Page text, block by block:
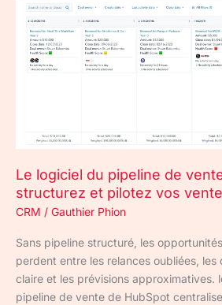
Le logiciel du pipeline de
structurez et pilotez vos
CRM / Gauthier Phion
Sans pipeline structuré, les
perdent entre les relances oubliées, les
claire et les prévisions approximatives.
pipeline de vente de HubSpot
pipeline
vente
structurez
pilotez
vos
ventes